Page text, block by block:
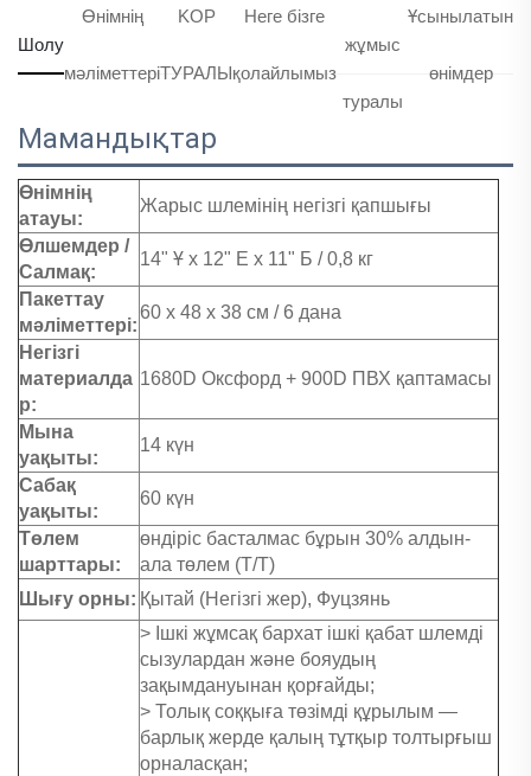
Шолу
Өнімнің
мәліметтері
KOP
ТУРАЛЫ
Неге бізге
қолайлымыз
жұмыс
туралы
Ұсынылатын
өнімдер
Мамандықтар
Өнімнің
атауы:
Жарыс шлемінің негізгі қапшығы
Өлшемдер /
Салмақ:
14" Ұ x 12" Е x 11" Б / 0,8 кг
Пакеттау
мәліметтері:
60 x 48 x 38 см / 6 дана
Негізгі
материалда
р:
1680D Оксфорд + 900D ПВХ қаптамасы
Мына
уақыты:
14 күн
Сабақ
уақыты:
60 күн
Төлем
шарттары:
өндіріс басталмас бұрын 30% алдын-
ала төлем (Т/Т)
Шығу орны: Қытай (Негізгі жер), Фуцзянь
> Ішкі жұмсақ бархат ішкі қабат шлемді
сызулардан және бояудың
зақымдануынан қорғайды;
> Толық соққыға төзімді құрылым —
барлық жерде қалың тұтқыр толтырғыш
орналасқан;